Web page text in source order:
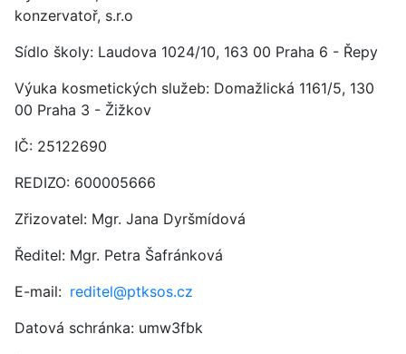
konzervatoř, s.r.o
Sídlo školy: Laudova 1024/10, 163 00 Praha 6 - Řepy
Výuka kosmetických služeb: Domažlická 1161/5, 130
00 Praha 3 - Žižkov
IČ: 25122690
REDIZO: 600005666
Zřizovatel: Mgr. Jana Dyršmídová
Ředitel: Mgr. Petra Šafránková
E-mail: reditel@ptksos.cz
Datová schránka: umw3fbk